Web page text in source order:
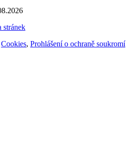
stránek
Cookies, Prohlášení o ochraně soukromí